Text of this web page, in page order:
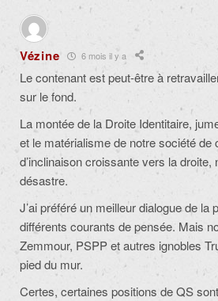
Vézine 6 mois il y a
Le contenant est peut-être à
sur le fond.
La montée de la Droite Identitaire,
et le matérialisme de notre société de
d’inclinaison croissante vers la droite,
désastre.
J’ai préféré un meilleur dialogue de la
différents courants de pensée. Mais
Zemmour, PSPP et autres ignobles
pied du mur.
Certes, certaines positions de QS